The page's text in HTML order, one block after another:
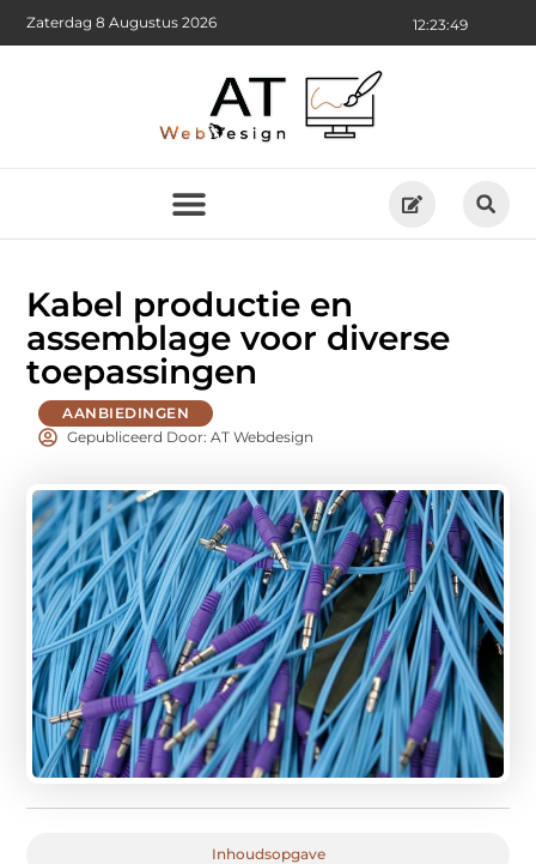
12:23:50
Zaterdag 8 Augustus 2026
Kabel productie en
assemblage voor diverse
toepassingen
AANBIEDINGEN
Gepubliceerd Door: AT Webdesign
Inhoudsopgave